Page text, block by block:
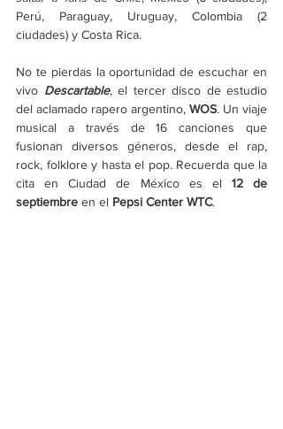
Perú, Paraguay, Uruguay, Colombia (2
ciudades) y Costa Rica.
No te pierdas la oportunidad de escuchar en
vivo Descartable, el tercer disco de estudio
del aclamado rapero argentino, WOS. Un viaje
musical a través de 16 canciones que
fusionan diversos géneros, desde el rap,
rock, folklore y hasta el pop. Recuerda que la
cita en Ciudad de México es el 12 de
septiembre en el Pepsi Center WTC.